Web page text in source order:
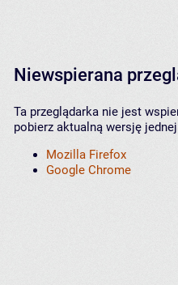
Niewspierana
Ta przeglądarka nie jest
pobierz aktualną wersję
Mozilla Firefox
Google Chrome